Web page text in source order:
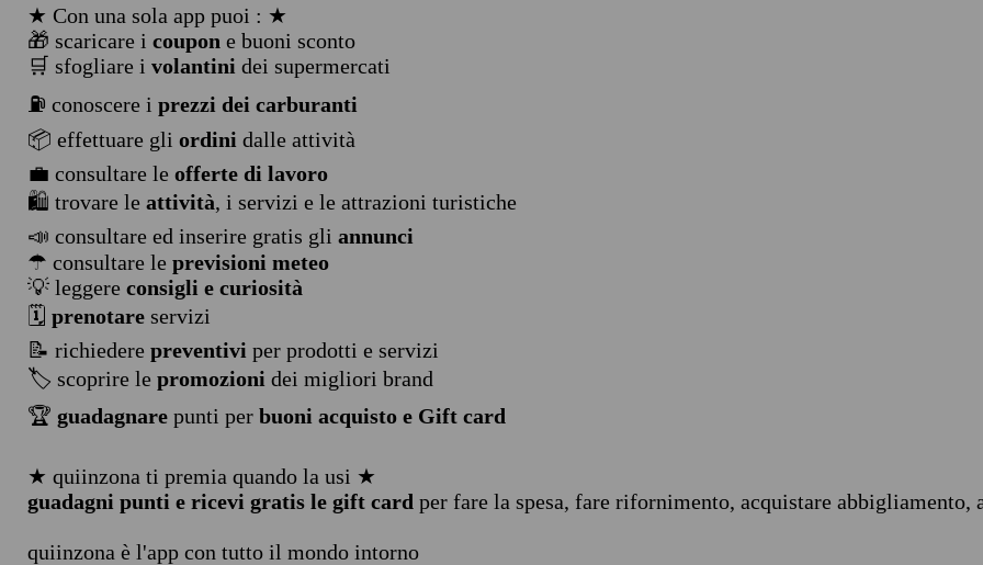
★ Con una sola app puoi : ★
🎁 scaricare i coupon e buoni sconto
🛒 sfogliare i volantini dei supermercati
⛽ conoscere i prezzi dei carburanti
📦 effettuare gli ordini dalle attività
💼 consultare le offerte di lavoro
🛍️ trovare le attività, i servizi e le attrazioni turistiche
📣 consultare ed inserire gratis gli annunci
☂ consultare le previsioni meteo
💡 leggere consigli e curiosità
🗓️ prenotareservizi
📝 richiedere preventivi per prodotti e servizi
🏷️ scoprire le promozioni dei migliori brand
🏆 guadagnarepunti per buoni acquisto e Gift card
★ quiinzona ti premia quando la usi ★
guadagni punti e ricevi gratis le gift card per fare la spesa, fare rifornimento, acquistare abbigliamento,
quiinzona è l'app con tutto il mondo intorno